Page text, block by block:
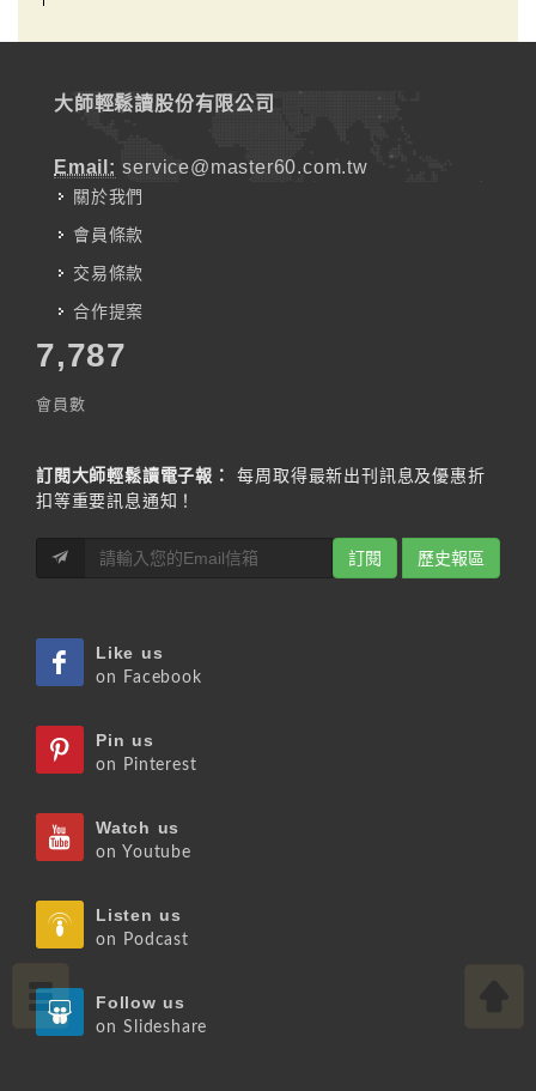
大師輕鬆讀股份有限公司
Email: service@master60.com.tw
關於我們
會員條款
交易條款
合作提案
7,787
會員數
訂閱大師輕鬆讀電子報：
每周取得最新出刊訊息及優惠折
扣等重要訊息通知！
訂閱 歷史報區
Like us
on Facebook
Pin us
on Pinterest
Watch us
on Youtube
Listen us
on Podcast
Follow us
on Slideshare